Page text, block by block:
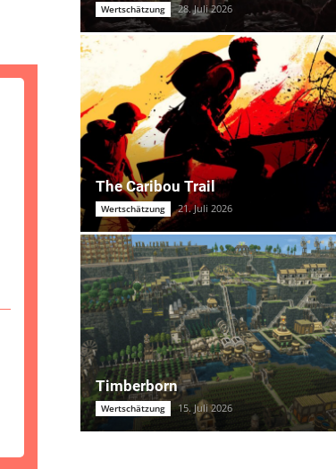
Wertschätzung 28. Juli 2026
The Caribou Trail
Wertschätzung 21. Juli 2026
Timberborn
Wertschätzung 15. Juli 2026